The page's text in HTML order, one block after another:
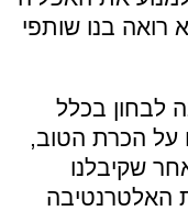
רואה בנו שותפי
לבחון בכלל
על הכרת הטוב,
שקיבלנו
האלטרנטיבה